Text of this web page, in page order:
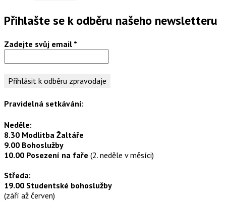
Přihlašte se k odběru našeho newsletteru
Zadejte svůj email *
Pravidelná setkávání:
Neděle:
8.30 Modlitba Žaltáře
9.00 Bohoslužby
10.00 Posezení na faře (2. neděle v měsíci)
Středa:
19.00 Studentské bohoslužby
(září až červen)